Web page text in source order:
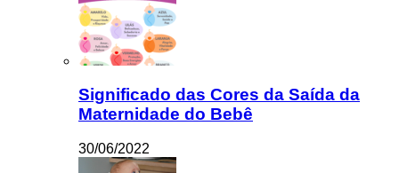
Significado das Cores da Saída da
Maternidade do Bebê
30/06/2022